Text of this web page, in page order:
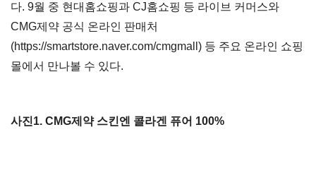
다. 9월 중 현대홈쇼핑과 CJ홈쇼핑 등 라이브 커머스와
CMG제약 공식 온라인 판매처
(https://smartstore.naver.com/cmgmall ) 등 주요 온라인 쇼핑
몰에서 만나볼 수 있다.
사진1. CMG제약 스킨엔 콜라겐 퓨어 100%